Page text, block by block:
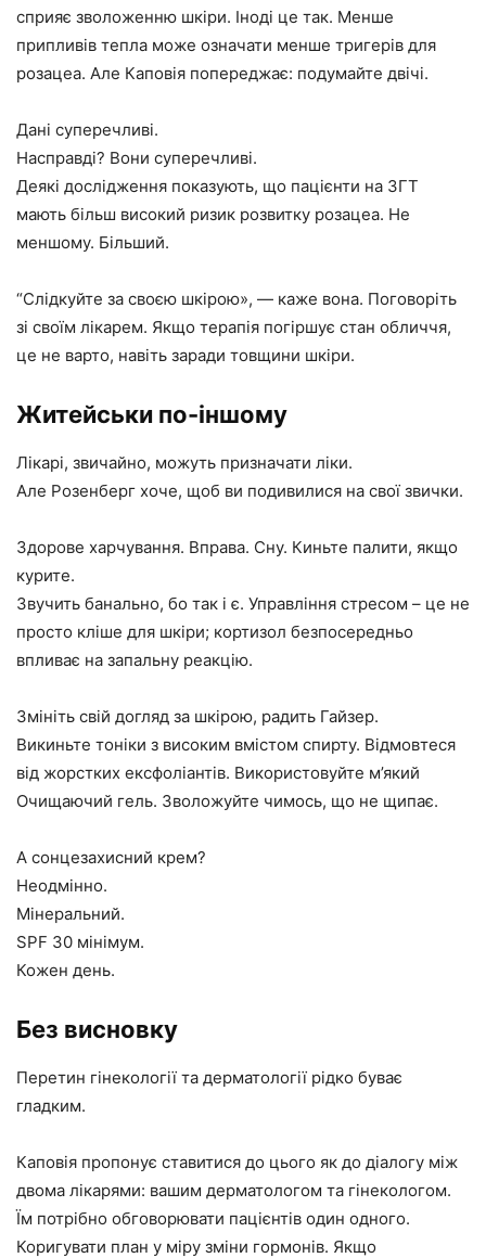
сприяє зволоженню шкіри. Іноді це так. Менше
припливів тепла може означати менше тригерів для
розацеа. Але Каповія попереджає: подумайте двічі.
Дані суперечливі.
Насправді? Вони суперечливі.
Деякі дослідження показують, що пацієнти на ЗГТ
мають більш високий ризик розвитку розацеа. Не
меншому. Більший.
“Слідкуйте за своєю шкірою», — каже вона. Поговоріть
зі своїм лікарем. Якщо терапія погіршує стан обличчя,
це не варто, навіть заради товщини шкіри.
Житейськи по-іншому
Лікарі, звичайно, можуть призначати ліки.
Але Розенберг хоче, щоб ви подивилися на свої звички.
Здорове харчування. Вправа. Сну. Киньте палити, якщо
курите.
Звучить банально, бо так і є. Управління стресом – це не
просто кліше для шкіри; кортизол безпосередньо
впливає на запальну реакцію.
Змініть свій догляд за шкірою, радить Гайзер.
Викиньте тоніки з високим вмістом спирту. Відмовтеся
від жорстких ексфоліантів. Використовуйте м’який
Очищаючий гель. Зволожуйте чимось, що не щипає.
А сонцезахисний крем?
Неодмінно.
Мінеральний.
SPF 30 мінімум.
Кожен день.
Без висновку
Перетин гінекології та дерматології рідко буває
гладким.
Каповія пропонує ставитися до цього як до діалогу між
двома лікарями: вашим дерматологом та гінекологом.
Їм потрібно обговорювати пацієнтів один одного.
Коригувати план у міру зміни гормонів. Якщо